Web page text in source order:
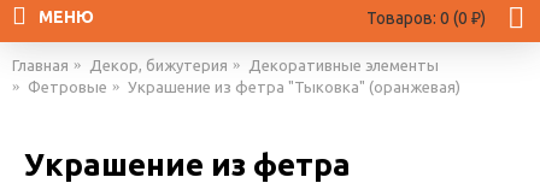
Товаров: 0 (0 ₽)
МЕНЮ
Главная Декор, бижутерия
Декоративные элементы
Фетровые
Украшение из фетра "Тыковка" (оранжевая)
Украшение из фетра